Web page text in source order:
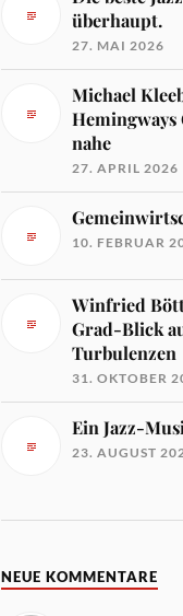
überhaupt.
27. MAI 2026
Michael
Hemingways
nahe
27. APRIL 2026
10. FEBRUAR
Winfried
Grad-Blick
Turbulenzen
31. OKTOBER
Ein Jazz-
23. AUGUST
NEUE KOMMENTARE